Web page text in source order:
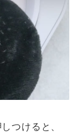
つけると、